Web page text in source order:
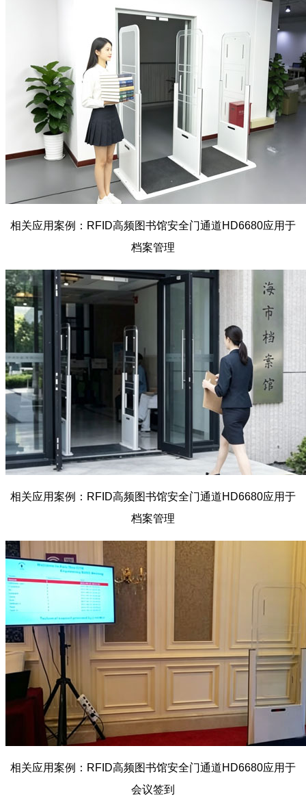
相关应用案例：RFID高频图书馆安全门通道HD6680应用于
档案管理
相关应用案例：RFID高频图书馆安全门通道HD6680应用于
档案管理
相关应用案例：RFID高频图书馆安全门通道HD6680应用于
会议签到